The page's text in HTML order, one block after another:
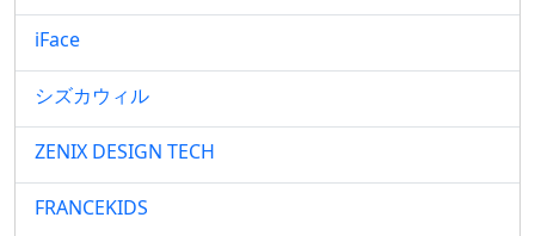
iFace
シズカウィル
ZENIX DESIGN TECH
FRANCEKIDS